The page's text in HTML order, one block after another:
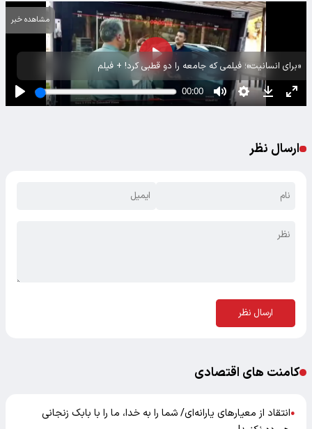
«برای انسانیت»؛ فیلمی که جامعه را دو قطبی کرد! + فیلم
مشاهده خبر
ارسال نظر
ارسال نظر
کامنت های اقتصادی
●انتقاد از معیارهای یارانه‌ای/ شما را به خدا، ما را با بابک زنجانی